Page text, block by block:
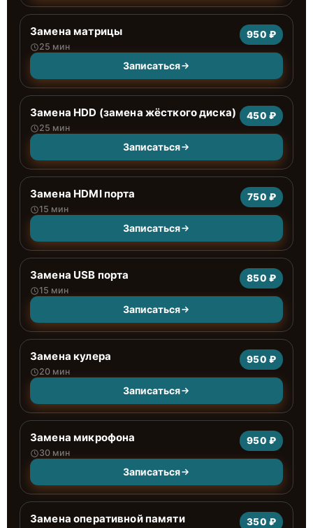
Замена матрицы
25 мин
950 ₽
Записаться
Замена HDD (замена жёсткого диска)
25 мин
450 ₽
Записаться
Замена HDMI порта
15 мин
750 ₽
Записаться
Замена USB порта
15 мин
850 ₽
Записаться
Замена кулера
20 мин
950 ₽
Записаться
Замена микрофона
30 мин
950 ₽
Записаться
Замена оперативной памяти 350 ₽